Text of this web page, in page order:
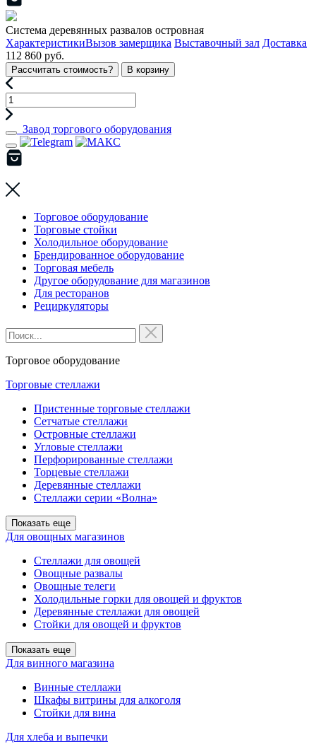
Система деревянных развалов островная
ХарактеристикиВызов замерщика Выставочный зал Доставка
112 860 руб.
Рассчитать стоимость? В корзину
Завод торгового оборудования
Торговое оборудование
Торговые стойки
Холодильное оборудование
Брендированное оборудование
Торговая мебель
Другое оборудование для магазинов
Для ресторанов
Рециркуляторы
Торговое оборудование
Торговые стеллажи
Пристенные торговые стеллажи
Сетчатые стеллажи
Островные стеллажи
Угловые стеллажи
Перфорированные стеллажи
Торцевые стеллажи
Деревянные стеллажи
Стеллажи серии «Волна»
Показать еще
Для овощных магазинов
Стеллажи для овощей
Овощные развалы
Овощные телеги
Холодильные горки для овощей и фруктов
Деревянные стеллажи для овощей
Стойки для овощей и фруктов
Показать еще
Для винного магазина
Винные стеллажи
Шкафы витрины для алкоголя
Стойки для вина
Для хлеба и выпечки